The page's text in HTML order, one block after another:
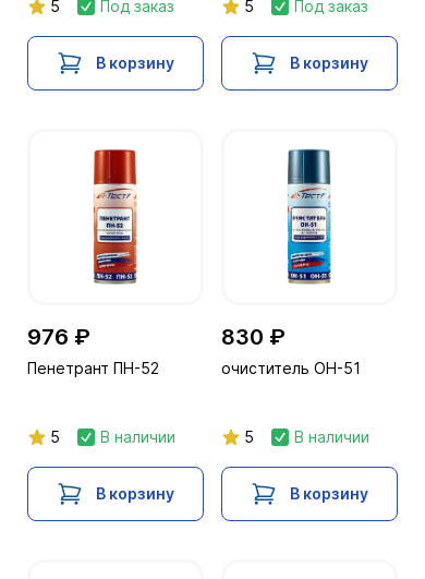
5 Под заказ
В корзину
5 Под заказ
В корзину
976 ₽
Пенетрант ПН-52
5 В наличии
В корзину
830 ₽
очиститель ОН-51
5 В наличии
В корзину